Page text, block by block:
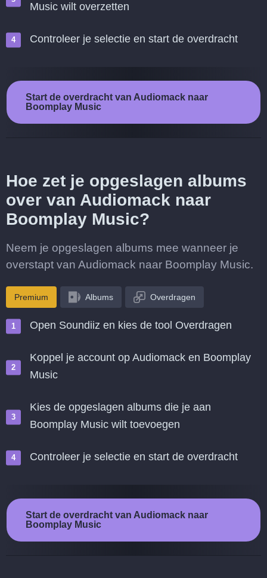
Music wilt overzetten
Controleer je selectie en start de overdracht
Start de overdracht van Audiomack naar
Boomplay Music
Hoe zet je opgeslagen albums
over van Audiomack naar
Boomplay Music?
Neem je opgeslagen albums mee wanneer je
overstapt van Audiomack naar Boomplay Music.
Premium Albums Overdragen
Open Soundiiz en kies de tool Overdragen
Koppel je account op Audiomack en Boomplay
Music
Kies de opgeslagen albums die je aan
Boomplay Music wilt toevoegen
Controleer je selectie en start de overdracht
Start de overdracht van Audiomack naar
Boomplay Music